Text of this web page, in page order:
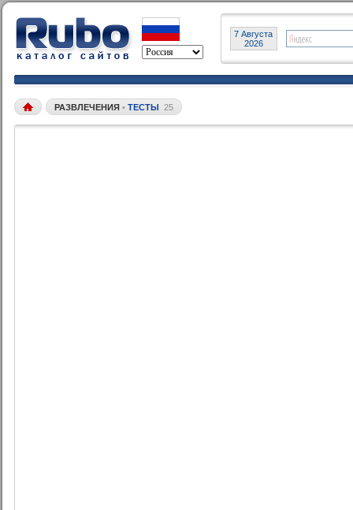
7 Августа
2026
РАЗВЛЕЧЕНИЯ • ТЕСТЫ 25